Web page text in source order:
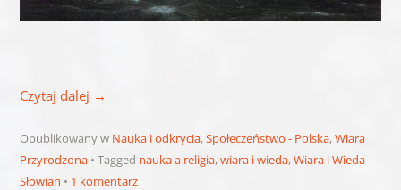
Czytaj dalej →
Opublikowany w Nauka i odkrycia,Społeczeństwo - Polska,Wiara
Przyrodzona
Tagged nauka a religia,wiara i wieda,Wiara i Wieda
Słowian
1 komentarz